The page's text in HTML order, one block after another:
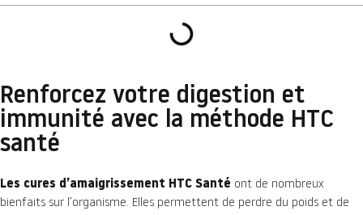
Renforcez votre digestion et
immunité avec la méthode HTC
santé
Les cures d’amaigrissement HTC Santé ont de nombreux
bienfaits sur l’organisme. Elles permettent de perdre du poids et de